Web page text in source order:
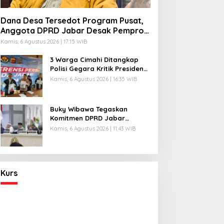
Dana Desa Tersedot Program Pusat,
Anggota DPRD Jabar Desak Pemprov
Realisasikan ‘Desa Diurus Kota Ditata’
Kamis, 6 Agustus 2026 | 17:15 WIB
3 Warga Cimahi Ditangkap
Polisi Gegara Kritik Presiden
Prabowo Subianto via
Kamis, 6 Agustus 2026 | 16:35 WIB
Buky Wibawa Tegaskan
Komitmen DPRD Jabar
Wujudkan APBD 2027
Kamis, 6 Agustus 2026 | 11:43 WIB
Kurs